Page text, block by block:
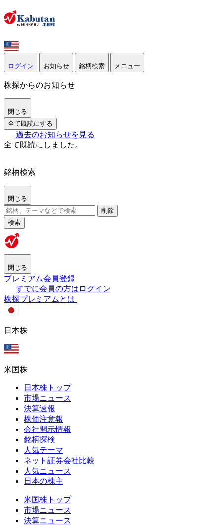
ログイン お知らせ 銘柄検索 メニュー
株探からのお知らせ
閉じる
全て既読にする
過去のお知らせを見る
全て既読にしました。
銘柄検索
閉じる
削除
検索
閉じる
プレミアム会員登録
すでに会員の方はログイン
株探プレミアムとは
日本株
米国株
日本株トップ
市場ニュース
決算速報
株価注意報
会社開示情報
銘柄探検
人気テーマ
ネット証券会社比較
人気ニュース
日本の株主
米国株トップ
市場ニュース
決算ニュース